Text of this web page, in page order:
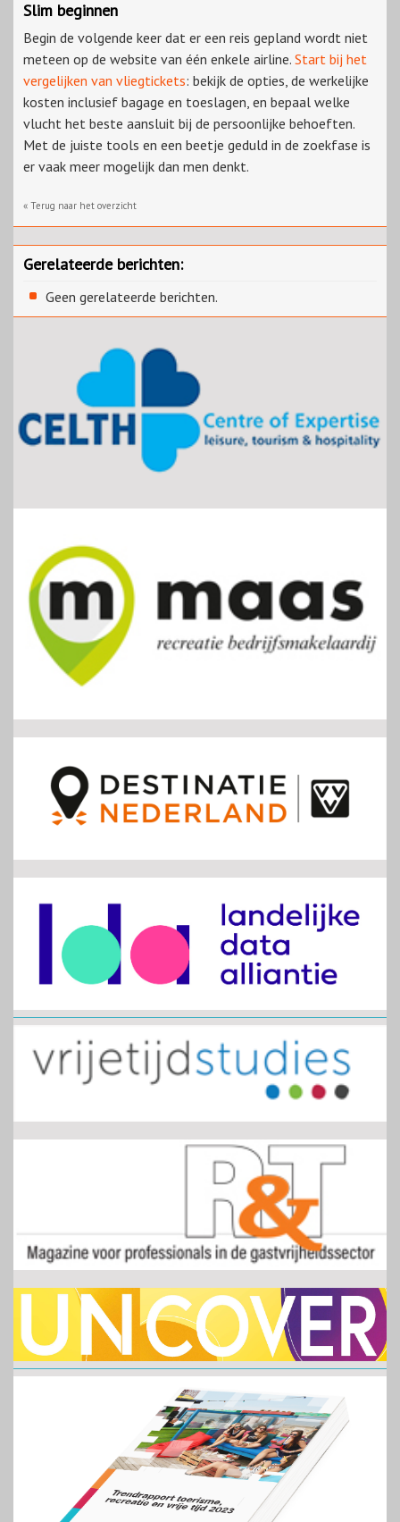
Slim beginnen
Begin de volgende keer dat er een reis gepland wordt niet
meteen op de website van één enkele airline. Start bij het
vergelijken van vliegtickets: bekijk de opties, de werkelijke
kosten inclusief bagage en toeslagen, en bepaal welke
vlucht het beste aansluit bij de persoonlijke behoeften.
Met de juiste tools en een beetje geduld in de zoekfase is
er vaak meer mogelijk dan men denkt.
« Terug naar het overzicht
Gerelateerde berichten:
Geen gerelateerde berichten.